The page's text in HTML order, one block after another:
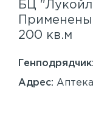
БЦ
200 кв.м
Генподрядчик:
Адрес: